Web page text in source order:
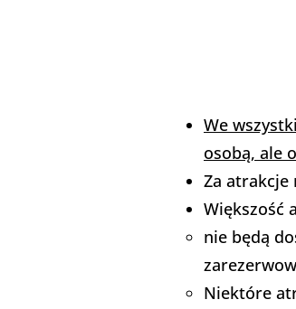
We
osobą, ale
Za atrakcje
Większość
nie będą
Niektóre